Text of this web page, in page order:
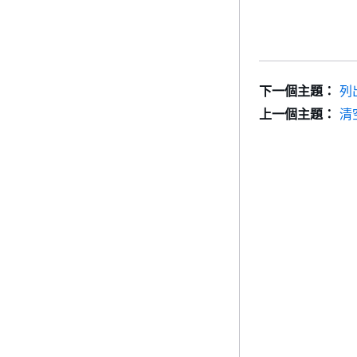
下一個主題： 列
上一個主題： 清